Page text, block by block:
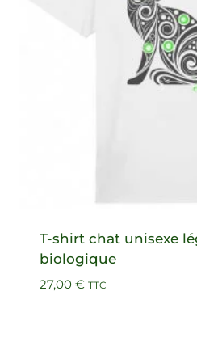
T-shirt chat unisexe
biologique
27,00 € TTC